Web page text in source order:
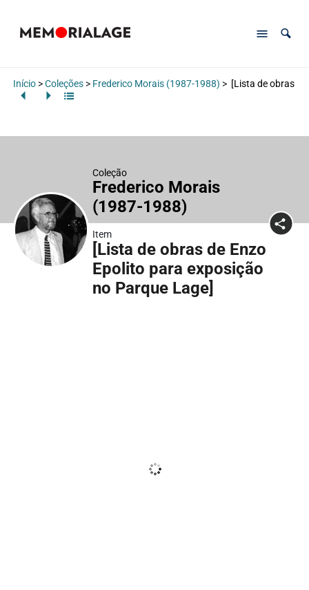
Início>Coleções> Frederico Morais (1987-1988) > [Lista de obras
Coleção
Frederico Morais
(1987-1988)
Item
[Lista de obras de Enzo
Epolito para exposição
no Parque Lage]